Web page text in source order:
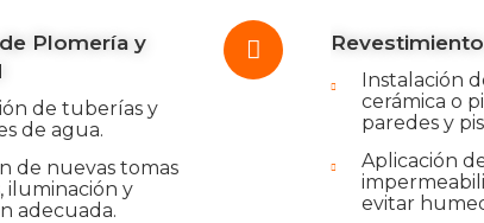
Plomería y
de tuberías y
de agua.
de nuevas tomas
iluminación y
adecuada.
Instalación
cerámica o
paredes y
Aplicación
evitar